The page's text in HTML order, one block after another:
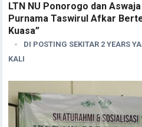
LTN NU Ponorogo dan
Purnama Taswirul Afkar
Kuasa”
DI POSTING SEKITAR 2 YEARS
KALI